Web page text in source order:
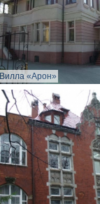
Вилла «Арон»